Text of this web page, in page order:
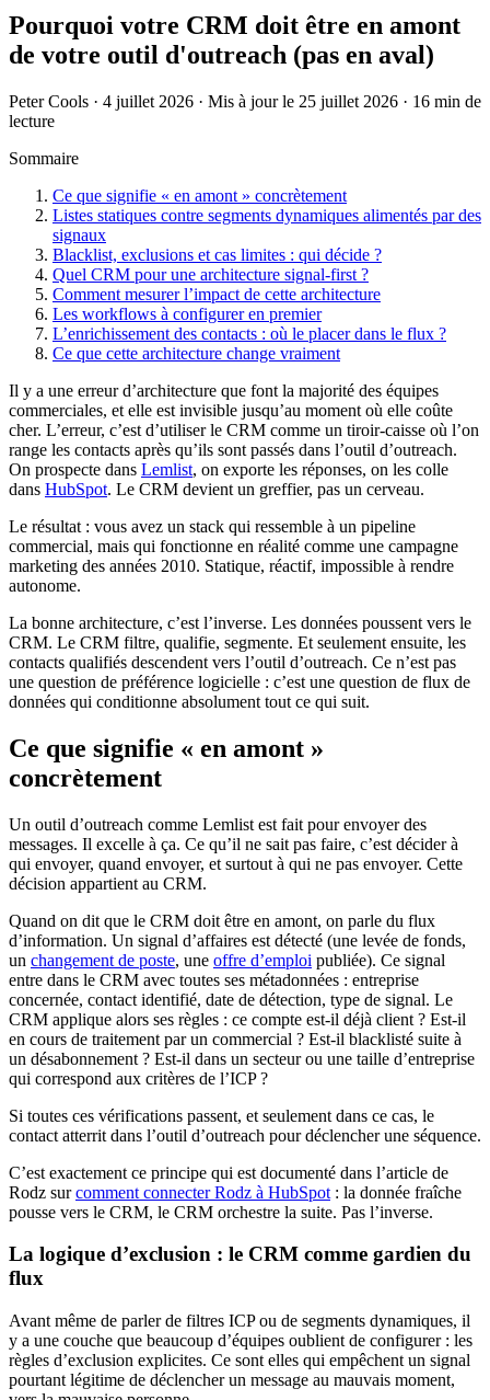
Pourquoi votre CRM doit être en amont
de votre outil d'outreach (pas en aval)
Peter Cools · 4 juillet 2026 · Mis à jour le 25 juillet 2026 · 16 min de
lecture
Sommaire
Ce que signifie « en amont » concrètement
Listes statiques contre segments dynamiques alimentés par des
signaux
Blacklist, exclusions et cas limites : qui décide ?
Quel CRM pour une architecture signal-first ?
Comment mesurer l’impact de cette architecture
Les workflows à configurer en premier
L’enrichissement des contacts : où le placer dans le flux ?
Ce que cette architecture change vraiment
Il y a une erreur d’architecture que font la majorité des équipes
commerciales, et elle est invisible jusqu’au moment où elle coûte
cher. L’erreur, c’est d’utiliser le CRM comme un tiroir-caisse où l’on
range les contacts après qu’ils sont passés dans l’outil d’outreach.
On prospecte dans Lemlist, on exporte les réponses, on les colle
dans HubSpot. Le CRM devient un greffier, pas un cerveau.
Le résultat : vous avez un stack qui ressemble à un pipeline
commercial, mais qui fonctionne en réalité comme une campagne
marketing des années 2010. Statique, réactif, impossible à rendre
autonome.
La bonne architecture, c’est l’inverse. Les données poussent vers le
CRM. Le CRM filtre, qualifie, segmente. Et seulement ensuite, les
contacts qualifiés descendent vers l’outil d’outreach. Ce n’est pas
une question de préférence logicielle : c’est une question de flux de
données qui conditionne absolument tout ce qui suit.
Ce que signifie « en amont »
concrètement
Un outil d’outreach comme Lemlist est fait pour envoyer des
messages. Il excelle à ça. Ce qu’il ne sait pas faire, c’est décider à
qui envoyer, quand envoyer, et surtout à qui ne pas envoyer. Cette
décision appartient au CRM.
Quand on dit que le CRM doit être en amont, on parle du flux
d’information. Un signal d’affaires est détecté (une levée de fonds,
un changement de poste, une offre d’emploi publiée). Ce signal
entre dans le CRM avec toutes ses métadonnées : entreprise
concernée, contact identifié, date de détection, type de signal. Le
CRM applique alors ses règles : ce compte est-il déjà client ? Est-il
en cours de traitement par un commercial ? Est-il blacklisté suite à
un désabonnement ? Est-il dans un secteur ou une taille d’entreprise
qui correspond aux critères de l’ICP ?
Si toutes ces vérifications passent, et seulement dans ce cas, le
contact atterrit dans l’outil d’outreach pour déclencher une séquence.
C’est exactement ce principe qui est documenté dans l’article de
Rodz surcomment connecter Rodz à HubSpot : la donnée fraîche
pousse vers le CRM, le CRM orchestre la suite. Pas l’inverse.
La logique d’exclusion : le CRM comme gardien du
flux
Avant même de parler de filtres ICP ou de segments dynamiques, il
y a une couche que beaucoup d’équipes oublient de configurer : les
règles d’exclusion explicites. Ce sont elles qui empêchent un signal
pourtant légitime de déclencher un message au mauvais moment,